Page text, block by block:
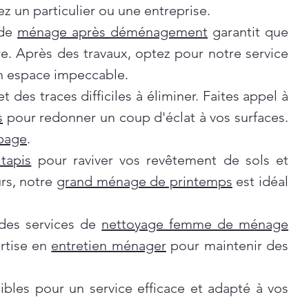
un particulier ou une entreprise.
ménage après déménagement garantit que
Après des travaux, optez pour notre service
espace impeccable.
des traces difficiles à éliminer. Faites appel à
pour redonner un coup d'éclat à vos surfaces.
.
pour raviver vos revêtement de sols et
notre grand ménage de printemps est idéal
services de nettoyage femme de ménage
en entretien ménagerpour maintenir des
pour un service efficace et adapté à vos